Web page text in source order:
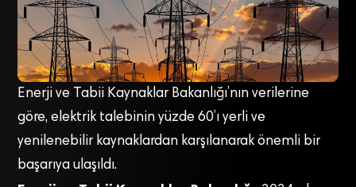
Enerji ve Tabii Kaynaklar Bakanlığı’nın verilerine
göre, elektrik talebinin yüzde 60’ı yerli ve
yenilenebilir kaynaklardan karşılanarak önemli bir
başarıya ulaşıldı.